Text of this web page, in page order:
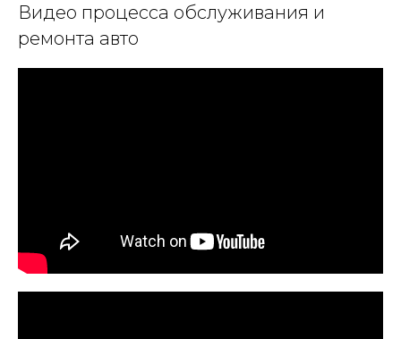
Видео процесса обслуживания и
ремонта авто